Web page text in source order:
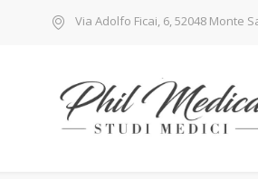
Via Adolfo Ficai, 6, 52048 Monte